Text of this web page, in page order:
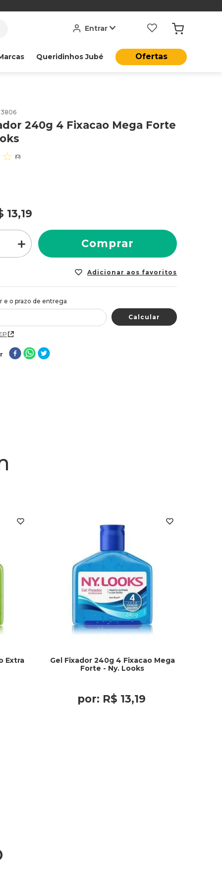
Entrar
Queridinhos Jubé Ofertas
240g 4 Fixacao Mega Forte
☆ (0)
13,19
＋ Comprar
Extra
Gel Fixador 240g 4 Fixacao Mega
Forte - Ny. Looks
por: R$ 13,19